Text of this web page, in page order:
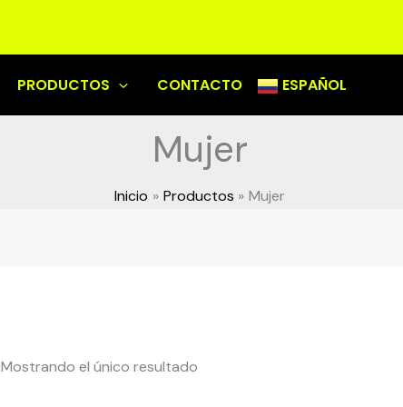
PRODUCTOS CONTACTO ESPAÑOL
Mujer
Inicio Productos Mujer
Mostrando el único resultado